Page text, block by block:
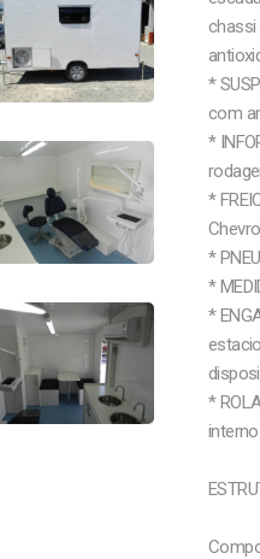
*
com
*
*
*
*
*
*